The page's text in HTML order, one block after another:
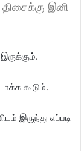
இனி
கூடும்.
இருந்து எப்படி